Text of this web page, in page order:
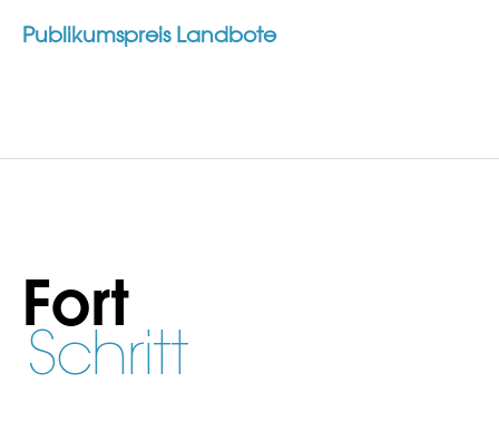
Publikumspreis Landbote
Fort
Schritt